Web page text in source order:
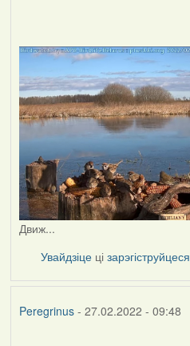
Движ...
Увайдзіце цізарэгіструйцеся
Peregrinus- 27.02.2022 - 09:48